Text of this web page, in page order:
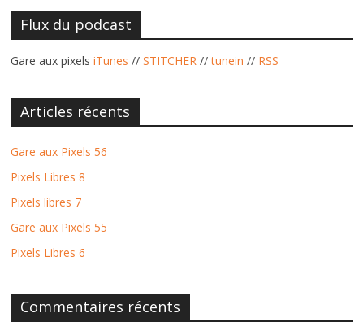
Flux du podcast
Gare aux pixelsiTunes //STITCHER //tunein // RSS
Articles récents
Gare aux Pixels 56
Pixels Libres 8
Pixels libres 7
Gare aux Pixels 55
Pixels Libres 6
Commentaires récents